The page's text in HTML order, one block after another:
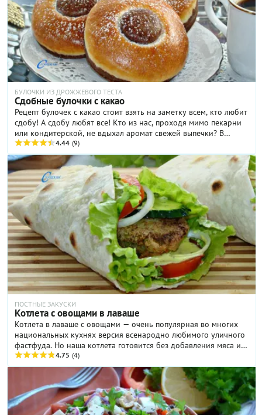
БУЛОЧКИ ИЗ ДРОЖЖЕВОГО ТЕСТА
Сдобные булочки с какао
Рецепт булочек с какао стоит взять на заметку всем, кто любит
сдобу! А сдобу любят все! Кто из нас, проходя мимо пекарни
или кондитерской, не вдыхал аромат свежей выпечки? В
мыслях сразу же всплывают булочки, румяные, горячие,
пахнущие сладкой ванилью... А теперь представьте сочетание
ароматной булочки с горячим кофе или холодным молоком
— разве бывает начало дня лучше этого? В этом рецепте я
наглядно показываю и рассказываю, как замесить два вида
дрожжевого теста — ванильное и шоколадное — и испечь из
таких заготовок красивые двуцветные булочки.
4.44 (9)
ПОСТНЫЕ ЗАКУСКИ
Котлета с овощами в лаваше
Котлета в лаваше с овощами — очень популярная во многих
национальных кухнях версия всенародно любимого уличного
фастфуда. Но наша котлета готовится без добавления мяса и
других продуктов скоромного происхождения — из овощей,
потому особенно понравится тем, кто придерживается поста
или строго вегетарианского рациона. В рецепте ниже мы в
подробностях расскажем, как приготовить постную котлету из
овощей, замесить мягкое эластичное тесто на лепешки и
собрать вкуснейшие домашние роллы для всей семьи.
4.75 (4)